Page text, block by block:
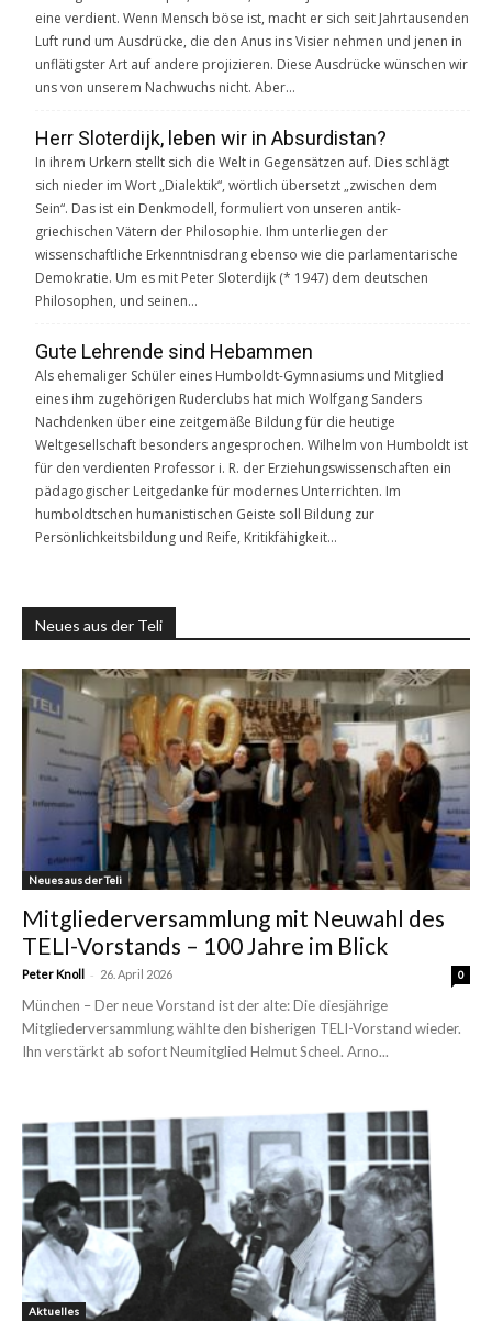
eine verdient. Wenn Mensch böse ist, macht er sich seit Jahrtausenden
Luft rund um Ausdrücke, die den Anus ins Visier nehmen und jenen in
unflätigster Art auf andere projizieren. Diese Ausdrücke wünschen wir
uns von unserem Nachwuchs nicht. Aber…
Herr Sloterdijk, leben wir in Absurdistan?
In ihrem Urkern stellt sich die Welt in Gegensätzen auf. Dies schlägt
sich nieder im Wort „Dialektik“, wörtlich übersetzt „zwischen dem
Sein“. Das ist ein Denkmodell, formuliert von unseren antik-
griechischen Vätern der Philosophie. Ihm unterliegen der
wissenschaftliche Erkenntnisdrang ebenso wie die parlamentarische
Demokratie. Um es mit Peter Sloterdijk (* 1947) dem deutschen
Philosophen, und seinen…
Gute Lehrende sind Hebammen
Als ehemaliger Schüler eines Humboldt-Gymnasiums und Mitglied
eines ihm zugehörigen Ruderclubs hat mich Wolfgang Sanders
Nachdenken über eine zeitgemäße Bildung für die heutige
Weltgesellschaft besonders angesprochen. Wilhelm von Humboldt ist
für den verdienten Professor i. R. der Erziehungswissenschaften ein
pädagogischer Leitgedanke für modernes Unterrichten. Im
humboldtschen humanistischen Geiste soll Bildung zur
Persönlichkeitsbildung und Reife, Kritikfähigkeit…
Neues aus der Teli
Neues aus der Teli
Mitgliederversammlung mit Neuwahl des
TELI-Vorstands – 100 Jahre im Blick
Peter Knoll - 26. April 2026 0
München – Der neue Vorstand ist der alte: Die diesjährige
Mitgliederversammlung wählte den bisherigen TELI-Vorstand wieder.
Ihn verstärkt ab sofort Neumitglied Helmut Scheel. Arno...
Aktuelles